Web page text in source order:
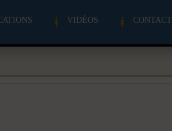
VIDÉOS CONTACT